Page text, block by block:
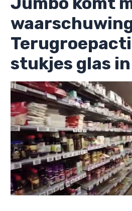
stukjes glas